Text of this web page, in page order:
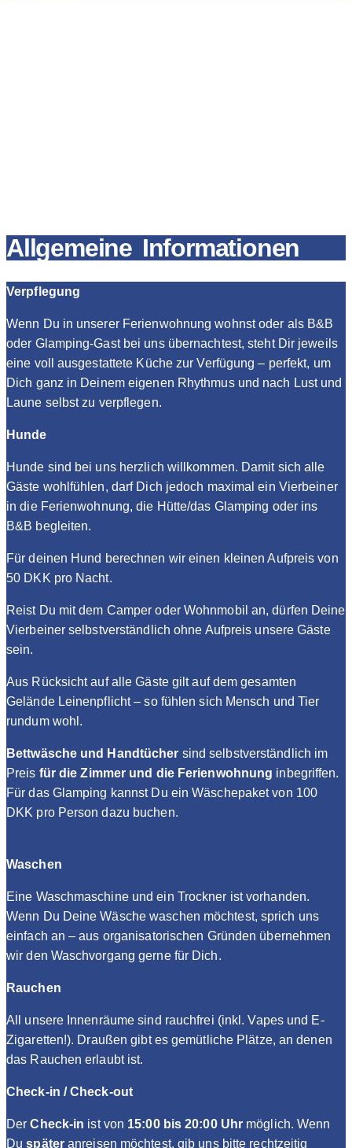
Allgemeine Informationen
Verpflegung
Wenn Du in unserer Ferienwohnung wohnst oder als B&B
oder Glamping-Gast bei uns übernachtest, steht Dir jeweils
eine voll ausgestattete Küche zur Verfügung – perfekt, um
Dich ganz in Deinem eigenen Rhythmus und nach Lust und
Laune selbst zu verpflegen.
Hunde
Hunde sind bei uns herzlich willkommen. Damit sich alle
Gäste wohlfühlen, darf Dich jedoch maximal ein Vierbeiner
in die Ferienwohnung, die Hütte/das Glamping oder ins
B&B begleiten.
Für deinen Hund berechnen wir einen kleinen Aufpreis von
50 DKK pro Nacht.
Reist Du mit dem Camper oder Wohnmobil an, dürfen Deine
Vierbeiner selbstverständlich ohne Aufpreis unsere Gäste
sein.
Aus Rücksicht auf alle Gäste gilt auf dem gesamten
Gelände Leinenpflicht – so fühlen sich Mensch und Tier
rundum wohl.
Bettwäsche und Handtücher sind selbstverständlich im
Preis für die Zimmer und die Ferienwohnung inbegriffen.
Für das Glamping kannst Du ein Wäschepaket von 100
DKK pro Person dazu buchen.
Waschen
Eine Waschmaschine und ein Trockner ist vorhanden.
Wenn Du Deine Wäsche waschen möchtest, sprich uns
einfach an – aus organisatorischen Gründen übernehmen
wir den Waschvorgang gerne für Dich.
Rauchen
All unsere Innenräume sind rauchfrei (inkl. Vapes und E-
Zigaretten!). Draußen gibt es gemütliche Plätze, an denen
das Rauchen erlaubt ist.
Check-in / Check-out
DerCheck-in ist von 15:00 bis 20:00 Uhr möglich. Wenn
Duspäteranreisen möchtest, gib uns bitte rechtzeitig